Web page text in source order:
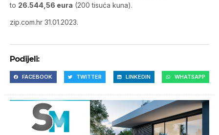
to 26.544,56 eura (200 tisuća kuna).
zip.com.hr 31.01.2023.
Podijeli:
FACEBOOK TWITTER LINKEDIN WHATSAPP